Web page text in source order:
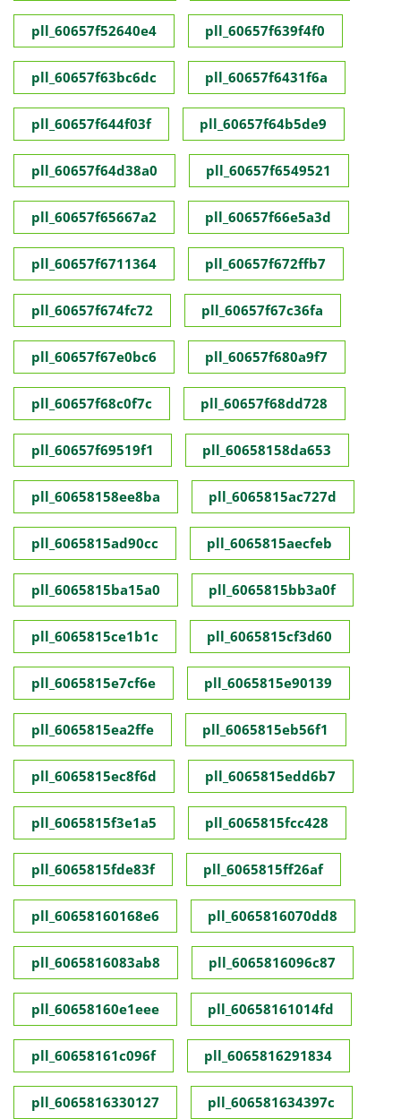
pll_60657f52640e4 pll_60657f639f4f0
pll_60657f63bc6dc pll_60657f6431f6a
pll_60657f644f03f pll_60657f64b5de9
pll_60657f64d38a0 pll_60657f6549521
pll_60657f65667a2 pll_60657f66e5a3d
pll_60657f6711364 pll_60657f672ffb7
pll_60657f674fc72 pll_60657f67c36fa
pll_60657f67e0bc6 pll_60657f680a9f7
pll_60657f68c0f7c pll_60657f68dd728
pll_60657f69519f1 pll_60658158da653
pll_60658158ee8ba pll_6065815ac727d
pll_6065815ad90cc pll_6065815aecfeb
pll_6065815ba15a0 pll_6065815bb3a0f
pll_6065815ce1b1c pll_6065815cf3d60
pll_6065815e7cf6e pll_6065815e90139
pll_6065815ea2ffe pll_6065815eb56f1
pll_6065815ec8f6d pll_6065815edd6b7
pll_6065815f3e1a5 pll_6065815fcc428
pll_6065815fde83f pll_6065815ff26af
pll_60658160168e6 pll_6065816070dd8
pll_6065816083ab8 pll_6065816096c87
pll_60658160e1eee pll_60658161014fd
pll_60658161c096f pll_6065816291834
pll_6065816330127 pll_606581634397c